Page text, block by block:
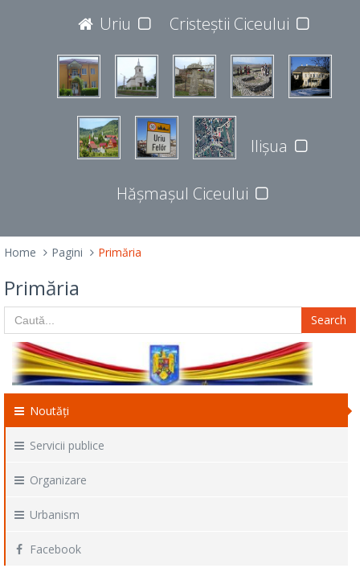
JUDEȚUL BISTRIȚA-NĂSĂUD 427365
Uriu Cristeștii Ciceului
Ilișua
Hășmașul Ciceului
Home Pagini Primăria
Primăria
Search
Noutăți
Servicii publice
Organizare
Urbanism
Facebook